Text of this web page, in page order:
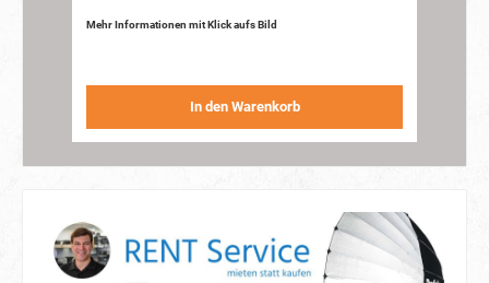
Mehr Informationen mit Klick aufs Bild
In den Warenkorb